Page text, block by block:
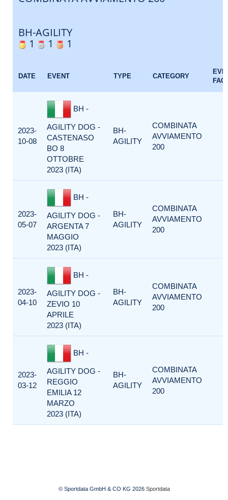
BH-AGILITY
1
1 1
DATE EVENT TYPE CATEGORY
2023-
10-08
BH -
AGILITY DOG -
CASTENASO
BO 8
OTTOBRE
2023 (ITA)
BH-
AGILITY
COMBINATA
AVVIAMENTO
200
2023-
05-07
BH -
AGILITY DOG -
ARGENTA 7
MAGGIO
2023 (ITA)
BH-
AGILITY
COMBINATA
AVVIAMENTO
200
2023-
04-10
BH -
AGILITY DOG -
ZEVIO 10
APRILE
2023 (ITA)
BH-
AGILITY
COMBINATA
AVVIAMENTO
200
2023-
03-12
BH -
AGILITY DOG -
REGGIO
EMILIA 12
MARZO
2023 (ITA)
BH-
AGILITY
COMBINATA
AVVIAMENTO
200
© Sportdata GmbH & CO KG 2026 Sportdata